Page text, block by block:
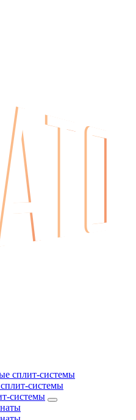
сплит-системы
системы
системы